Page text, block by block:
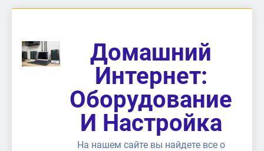
содержимому
Домашний
Интернет:
Оборудование
И Настройка
На нашем сайте вы найдете все о